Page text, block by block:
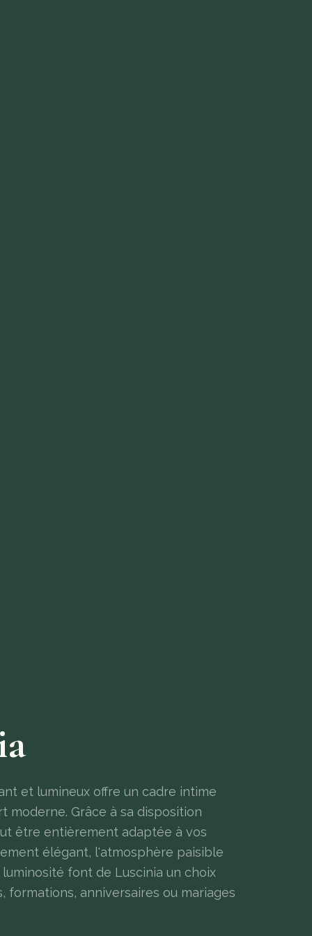
et lumineux offre un cadre intime
moderne. Grâce à sa disposition
être entièrement adaptée à vos
élégant, l'atmosphère paisible
font de Luscinia un choix
formations, anniversaires ou mariages